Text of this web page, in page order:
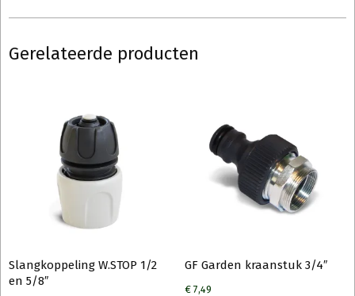
Gerelateerde producten
Slangkoppeling W.STOP 1/2
en 5/8″
GF Garden kraanstuk 3/4″
€7,49